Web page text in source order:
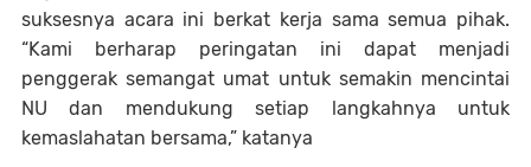
suksesnya acara ini berkat kerja sama semua pihak.
“Kami berharap peringatan ini dapat menjadi
penggerak semangat umat untuk semakin mencintai
NU dan mendukung setiap langkahnya untuk
kemaslahatan bersama,” katanya